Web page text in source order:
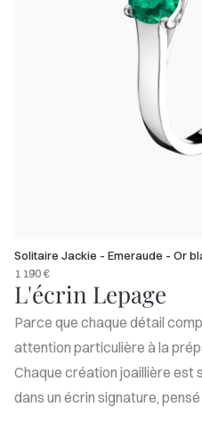
Solitaire Jackie - Emeraude - Or
1 190 €
L'écrin Lepage
Parce que chaque détail
attention particulière à la
Chaque création joaillière est
dans un écrin signature,